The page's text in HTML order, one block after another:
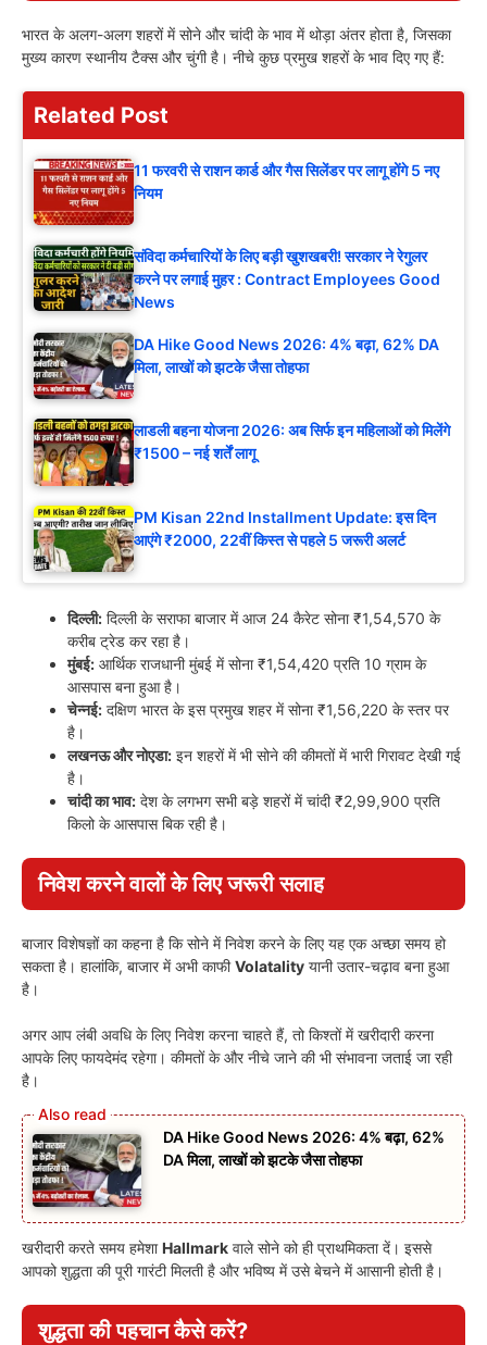
भारत के अलग-अलग शहरों में सोने और चांदी के भाव में थोड़ा अंतर होता है, जिसका
मुख्य कारण स्थानीय टैक्स और चुंगी है। नीचे कुछ प्रमुख शहरों के भाव दिए गए हैं:
Related Post
11 फरवरी से राशन कार्ड और गैस सिलेंडर पर लागू होंगे 5 नए
नियम
संविदा कर्मचारियों के लिए बड़ी खुशखबरी! सरकार ने रेगुलर
करने पर लगाई मुहर : Contract Employees Good
News
DA Hike Good News 2026: 4% बढ़ा, 62% DA
मिला, लाखों को झटके जैसा तोहफा
लाडली बहना योजना 2026: अब सिर्फ इन महिलाओं को मिलेंगे
₹1500 – नई शर्तें लागू
PM Kisan 22nd Installment Update: इस दिन
आएंगे ₹2000, 22वीं किस्त से पहले 5 जरूरी अलर्ट
दिल्ली: दिल्ली के सराफा बाजार में आज 24 कैरेट सोना ₹1,54,570 के
करीब ट्रेड कर रहा है।
मुंबई: आर्थिक राजधानी मुंबई में सोना ₹1,54,420 प्रति 10 ग्राम के
आसपास बना हुआ है।
चेन्नई: दक्षिण भारत के इस प्रमुख शहर में सोना ₹1,56,220 के स्तर पर
है।
लखनऊ और नोएडा: इन शहरों में भी सोने की कीमतों में भारी गिरावट देखी गई
है।
चांदी का भाव: देश के लगभग सभी बड़े शहरों में चांदी ₹2,99,900 प्रति
किलो के आसपास बिक रही है।
निवेश करने वालों के लिए जरूरी सलाह
बाजार विशेषज्ञों का कहना है कि सोने में निवेश करने के लिए यह एक अच्छा समय हो
सकता है। हालांकि, बाजार में अभी काफीVolatality यानी उतार-चढ़ाव बना हुआ
है।
अगर आप लंबी अवधि के लिए निवेश करना चाहते हैं, तो किश्तों में खरीदारी करना
आपके लिए फायदेमंद रहेगा। कीमतों के और नीचे जाने की भी संभावना जताई जा रही
है।
DA Hike Good News 2026: 4% बढ़ा, 62%
DA मिला, लाखों को झटके जैसा तोहफा
खरीदारी करते समय हमेशाHallmark वाले सोने को ही प्राथमिकता दें। इससे
आपको शुद्धता की पूरी गारंटी मिलती है और भविष्य में उसे बेचने में आसानी होती है।
शुद्धता की पहचान कैसे करें?